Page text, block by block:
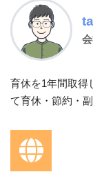
育休を1年間取得
て育休・節約・